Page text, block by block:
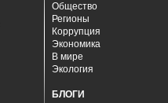
Общество
Регионы
Коррупция
Экономика
В мире
Экология
БЛОГИ